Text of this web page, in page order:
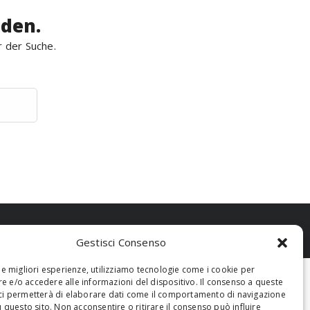
Gestisci Consenso
migliori esperienze, utilizziamo tecnologie come i cookie per
e/o accedere alle informazioni del dispositivo. Il consenso a queste
permetterà di elaborare dati come il comportamento di navigazione
questo sito. Non acconsentire o ritirare il consenso può influire
Suche.